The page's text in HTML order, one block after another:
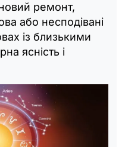
ремонт,
або несподівані
із близькими
ясність і